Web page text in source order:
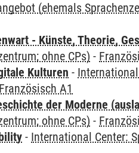
(ehemals
- Künste, Theorie,
ohne CPs) -
Kulturen -
Französisch A1
der Moderne
ohne CPs) -
- International Center: